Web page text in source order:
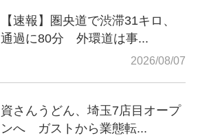
【速報】圏央道で渋滞31キロ、
通過に80分 外環道は事...
2026/08/07
資さんうどん、埼玉7店目オープ
ンへ ガストから業態転...